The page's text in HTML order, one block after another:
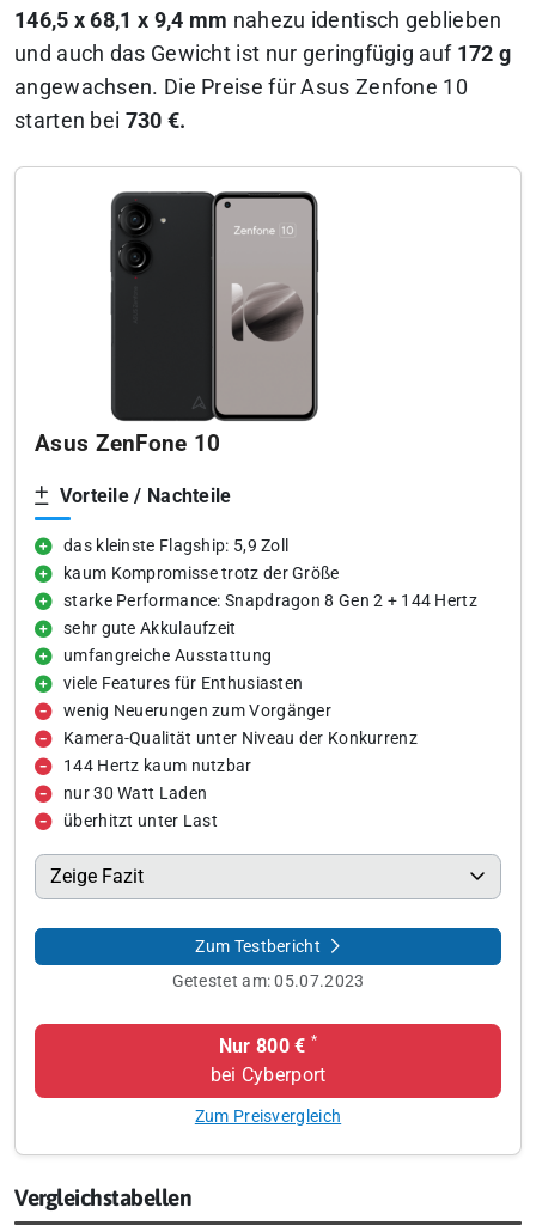
146,5 x 68,1 x 9,4 mm nahezu identisch geblieben
und auch das Gewicht ist nur geringfügig auf 172 g
angewachsen. Die Preise für Asus Zenfone 10
starten bei 730 €.
Asus ZenFone 10
Vorteile / Nachteile
das kleinste Flagship: 5,9 Zoll
kaum Kompromisse trotz der Größe
starke Performance: Snapdragon 8 Gen 2 + 144 Hertz
sehr gute Akkulaufzeit
umfangreiche Ausstattung
viele Features für Enthusiasten
wenig Neuerungen zum Vorgänger
Kamera-Qualität unter Niveau der Konkurrenz
144 Hertz kaum nutzbar
nur 30 Watt Laden
überhitzt unter Last
Zeige Fazit
Zum Testbericht
Getestet am:05.07.2023
Nur 800 € *
bei Cyberport
Zum Preisvergleich
Vergleichstabellen